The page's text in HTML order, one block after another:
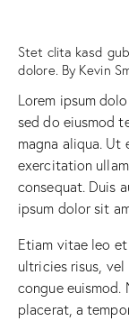
Stet clita kasd
dolore. By Kevin
Lorem ipsum
sed do eiusmod
magna aliqua. Ut
exercitation
consequat. Duis
ipsum dolor sit
Etiam vitae leo
ultricies risus,
congue euismod.
placerat, a